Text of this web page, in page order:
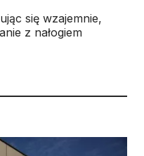
się wzajemnie,
z nałogiem